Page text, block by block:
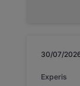
30/07/
Experis